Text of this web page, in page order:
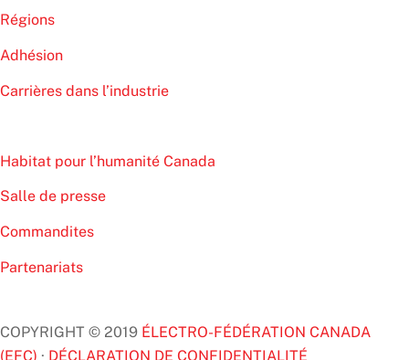
Régions
Adhésion
Carrières dans l’industrie
Habitat pour l’humanité Canada
Salle de presse
Commandites
Partenariats
COPYRIGHT © 2019 ÉLECTRO-FÉDÉRATION CANADA
(EFC) · DÉCLARATION DE CONFIDENTIALITÉ